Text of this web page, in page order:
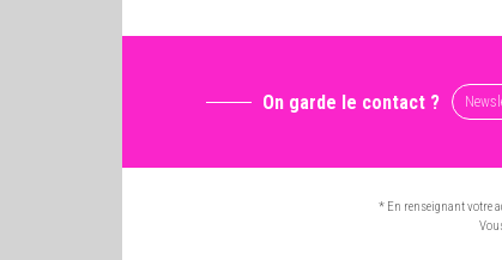
On garde le contact ?
* En renseignant votre